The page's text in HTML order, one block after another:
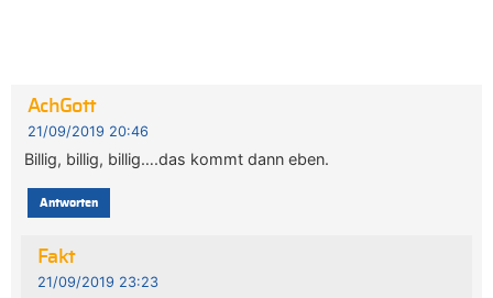
AchGott
21/09/2019 20:46
Billig, billig, billig….das kommt dann eben.
Antworten
Fakt
21/09/2019 23:23